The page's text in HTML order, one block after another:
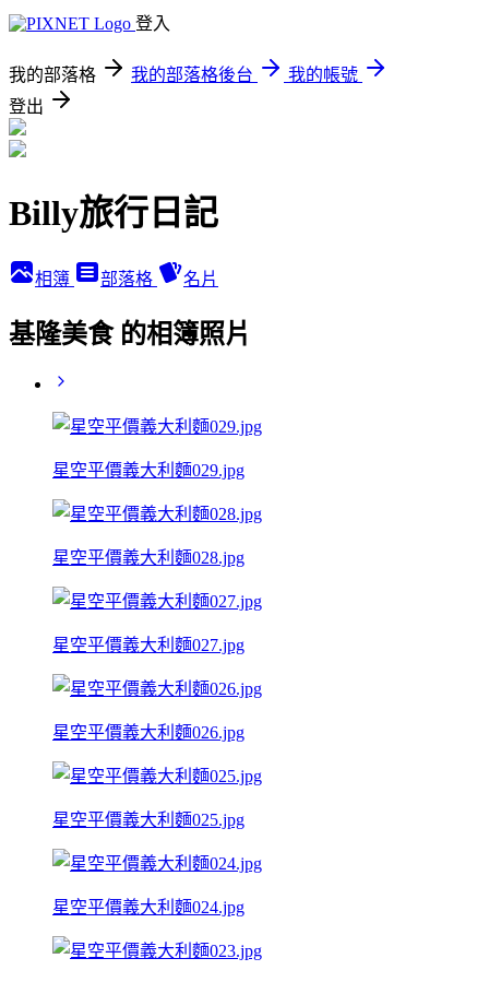
登入
我的部落格 我的部落格後台
我的帳號
登出
Billy旅行日記
相簿 部落格 名片
基隆美食 的相簿照片
星空平價義大利麵029.jpg
星空平價義大利麵028.jpg
星空平價義大利麵027.jpg
星空平價義大利麵026.jpg
星空平價義大利麵025.jpg
星空平價義大利麵024.jpg